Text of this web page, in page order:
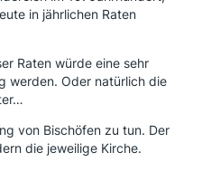
in jährlichen Raten
Raten würde eine sehr
werden. Oder natürlich die
von Bischöfen zu tun. Der
die jeweilige Kirche.